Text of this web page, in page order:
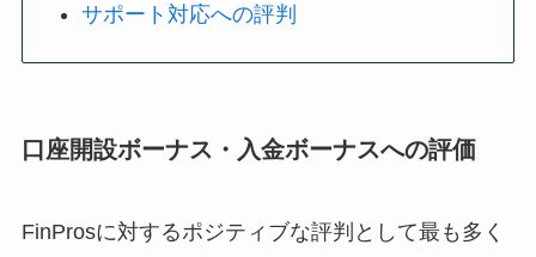
サポート対応への評判
口座開設ボーナス・入金ボーナスへの評価
FinProsに対するポジティブな評判として最も多く